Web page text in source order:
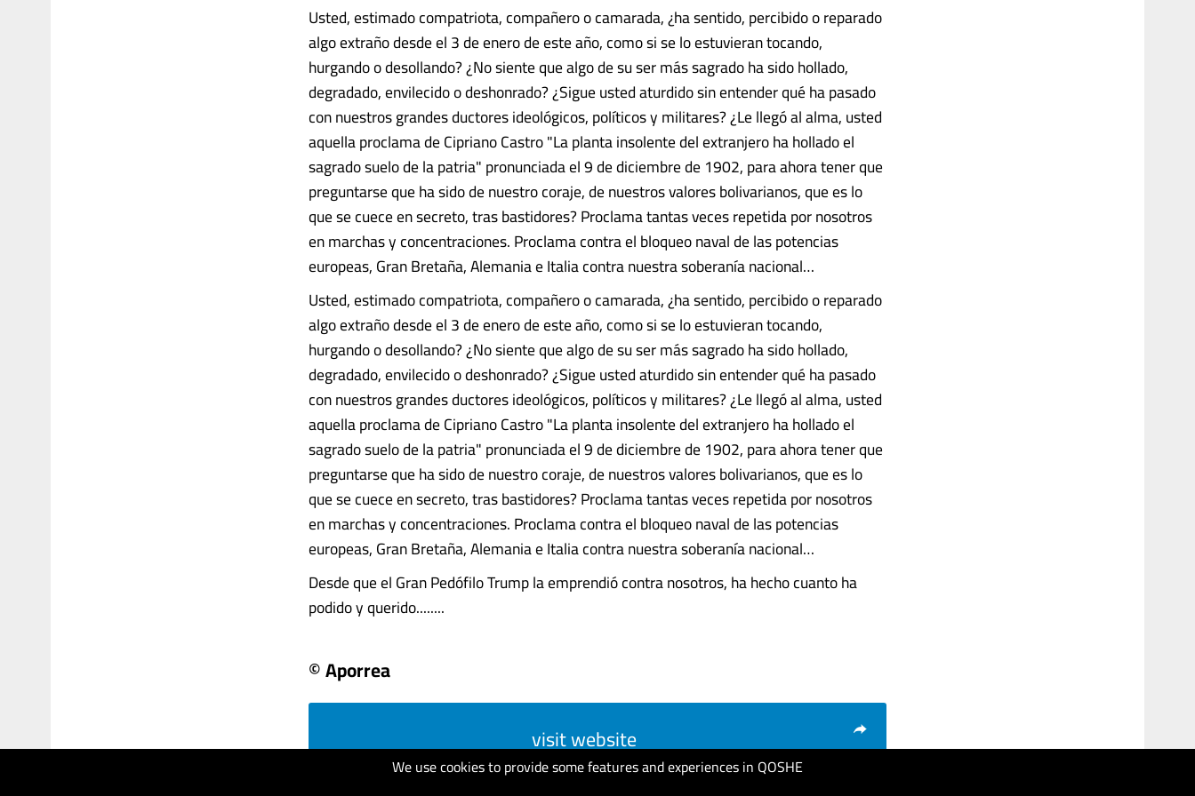
We use cookies to provide some features and experiences in QOSHE
Usted, estimado compatriota, compañero o camarada, ¿ha sentido, percibido o reparado
algo extraño desde el 3 de enero de este año, como si se lo estuvieran tocando,
hurgando o desollando? ¿No siente que algo de su ser más sagrado ha sido hollado,
degradado, envilecido o deshonrado? ¿Sigue usted aturdido sin entender qué ha pasado
con nuestros grandes ductores ideológicos, políticos y militares? ¿Le llegó al alma, usted
aquella proclama de Cipriano Castro "La planta insolente del extranjero ha hollado el
sagrado suelo de la patria" pronunciada el 9 de diciembre de 1902, para ahora tener que
preguntarse que ha sido de nuestro coraje, de nuestros valores bolivarianos, que es lo
que se cuece en secreto, tras bastidores? Proclama tantas veces repetida por nosotros
en marchas y concentraciones. Proclama contra el bloqueo naval de las potencias
europeas, Gran Bretaña, Alemania e Italia contra nuestra soberanía nacional…
Usted, estimado compatriota, compañero o camarada, ¿ha sentido, percibido o reparado
algo extraño desde el 3 de enero de este año, como si se lo estuvieran tocando,
hurgando o desollando? ¿No siente que algo de su ser más sagrado ha sido hollado,
degradado, envilecido o deshonrado? ¿Sigue usted aturdido sin entender qué ha pasado
con nuestros grandes ductores ideológicos, políticos y militares? ¿Le llegó al alma, usted
aquella proclama de Cipriano Castro "La planta insolente del extranjero ha hollado el
sagrado suelo de la patria" pronunciada el 9 de diciembre de 1902, para ahora tener que
preguntarse que ha sido de nuestro coraje, de nuestros valores bolivarianos, que es lo
que se cuece en secreto, tras bastidores? Proclama tantas veces repetida por nosotros
en marchas y concentraciones. Proclama contra el bloqueo naval de las potencias
europeas, Gran Bretaña, Alemania e Italia contra nuestra soberanía nacional…
Desde que el Gran Pedófilo Trump la emprendió contra nosotros, ha hecho cuanto ha
podido y querido........
© Aporrea
visit website